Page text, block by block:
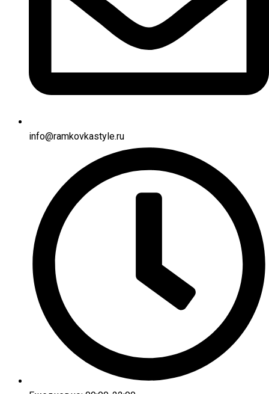
info@ramkovkastyle.ru